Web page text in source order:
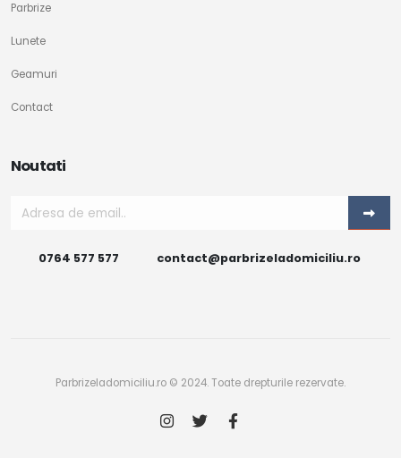
Parbrize
Lunete
Geamuri
Contact
Noutati
0764 577 577 contact@parbrizeladomiciliu.ro
Parbrizeladomiciliu.ro © 2024. Toate drepturile rezervate.